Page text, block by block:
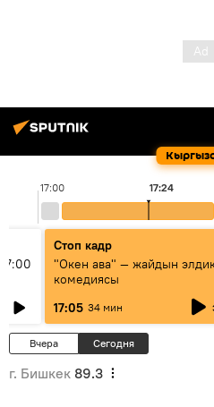
17:00 17:24
Стоп кадр
"Окен ава" — жайдын
комедиясы
17:05 34 мин
Вчера Сегодня
г. Бишкек 89.3